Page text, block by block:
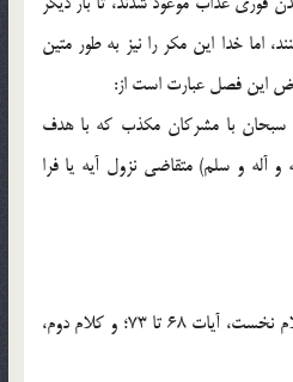
اما خدا اين مکر را نيز به طور متين
اين فصل عبارت است از:
سبحان با مشرکان مکذب که با هدف
و آله و سلم) متقاضي نزول آيه يا فرا
اين فصل داراي دو کلام است: کلام نخست، آيات 68 تا 73؛ و کلام دوم،